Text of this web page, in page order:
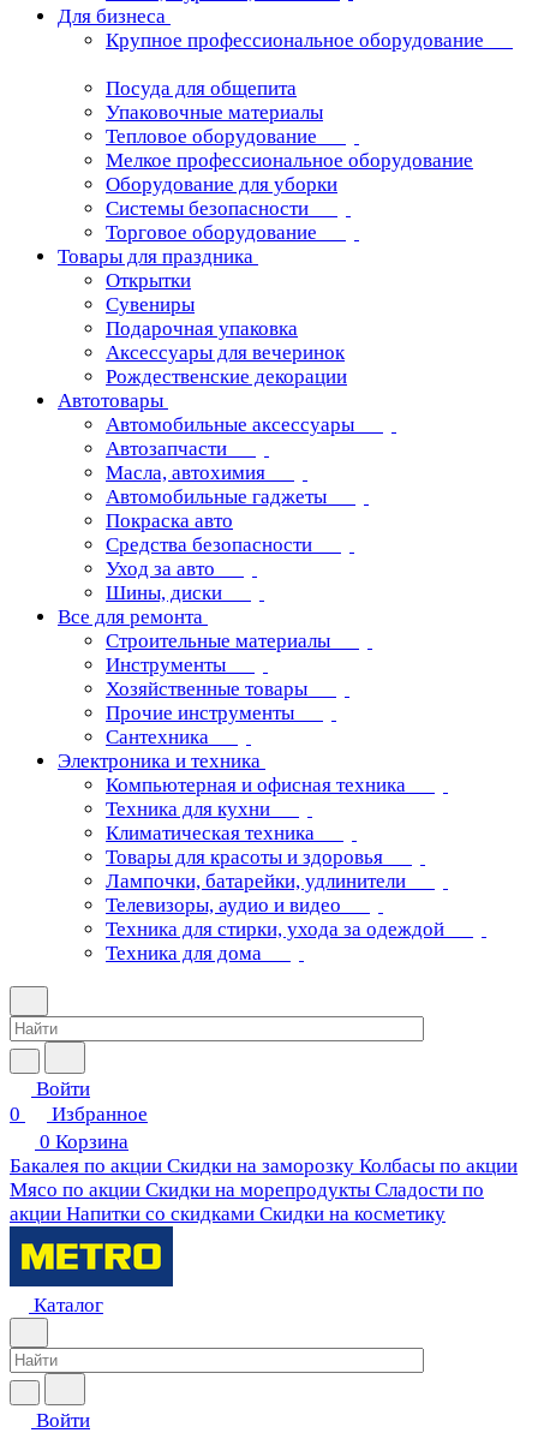
Для бизнеса
Крупное профессиональное оборудование
Посуда для общепита
Упаковочные материалы
Тепловое оборудование
Мелкое профессиональное оборудование
Оборудование для уборки
Системы безопасности
Торговое оборудование
Товары для праздника
Открытки
Сувениры
Подарочная упаковка
Аксессуары для вечеринок
Рождественские декорации
Автотовары
Автомобильные аксессуары
Автозапчасти
Масла, автохимия
Автомобильные гаджеты
Покраска авто
Средства безопасности
Уход за авто
Шины, диски
Все для ремонта
Строительные материалы
Инструменты
Хозяйственные товары
Прочие инструменты
Сантехника
Электроника и техника
Компьютерная и офисная техника
Техника для кухни
Климатическая техника
Товары для красоты и здоровья
Лампочки, батарейки, удлинители
Телевизоры, аудио и видео
Техника для стирки, ухода за одеждой
Техника для дома
Войти
0
Избранное
0 Корзина
Бакалея по акции Скидки на заморозку Колбасы по акции
Мясо по акции Скидки на морепродукты Сладости по
акции Напитки со скидками Скидки на косметику
Каталог
Войти